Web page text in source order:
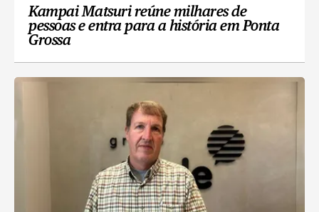
Kampai Matsuri reúne milhares de
pessoas e entra para a história em Ponta
Grossa